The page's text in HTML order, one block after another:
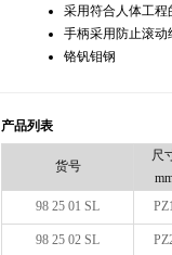
采用符合人体工
手柄采用防止滚动
铬钒钼钢
产品列表
货号
尺
98 25 01 SL
98 25 02 SL